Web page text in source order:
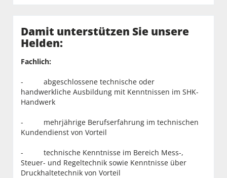
Damit unterstützen Sie unsere
Helden:
Fachlich:
- abgeschlossene technische oder
handwerkliche Ausbildung mit Kenntnissen im SHK-
Handwerk
- mehrjährige Berufserfahrung im technischen
Kundendienst von Vorteil
- technische Kenntnisse im Bereich Mess-,
Steuer- und Regeltechnik sowie Kenntnisse über
Druckhaltetechnik von Vorteil